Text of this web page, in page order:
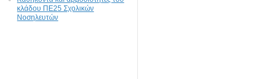
κλάδου ΠΕ25 Σχολικών
Νοσηλευτών